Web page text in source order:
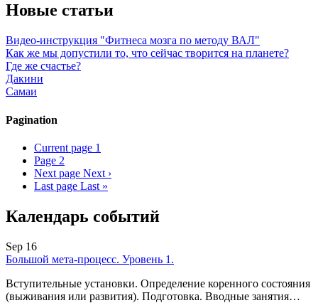
Новые статьи
Видео-инструкция "Фитнеса мозга по методу ВАЛ"
Как же мы допустили то, что сейчас творится на планете?
Где же счастье?
Дакини
Самаи
Pagination
Current page 1
Page 2
Next page Next ›
Last page Last »
Календарь событий
Sep 16
Большой мета-процесс. Уровень 1.
Вступительные установки. Определение коренного состояния
(выживания или развития). Подготовка. Вводные занятия…